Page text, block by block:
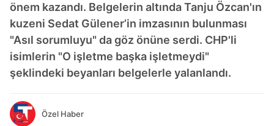
önem kazandı. Belgelerin altında Tanju Özcan'ın
kuzeni Sedat Gülener’in imzasının bulunması
"Asıl sorumluyu" da göz önüne serdi. CHP'li
isimlerin "O işletme başka işletmeydi"
şeklindeki beyanları belgelerle yalanlandı.
Özel Haber